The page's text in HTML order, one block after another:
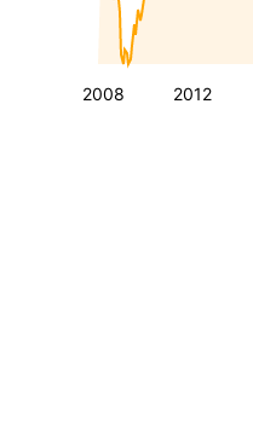
2008 2012